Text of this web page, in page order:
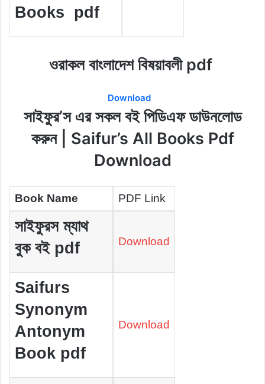
Books pdf
ওরাকল বাংলাদেশ বিষয়াবলী pdf
Download
সাইফুর’স এর সকল বই পিডিএফ ডাউনলোড
করুন | Saifur’s All Books Pdf
Download
Book Name PDF Link
সাইফুরস ম্যাথ
বুক বই pdf
Download
Saifurs
Synonym
Antonym
Book pdf
Download